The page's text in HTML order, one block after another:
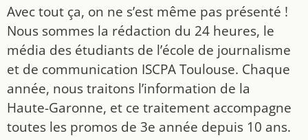
Avec tout ça, on ne s’est même pas présenté !
Nous sommes la rédaction du 24 heures, le
média des étudiants de l’école de journalisme
et de communication ISCPA Toulouse. Chaque
année, nous traitons l’information de la
Haute-Garonne, et ce traitement accompagne
toutes les promos de 3e année depuis 10 ans.